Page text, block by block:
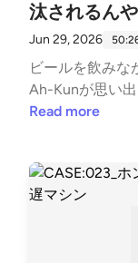
汰されるんや
Jun 29, 2026
ビールを飲みな
Ah-Kunが思い
や、JIROの厳し
Read more